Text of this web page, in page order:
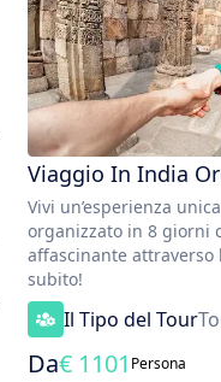
Viaggio In India
Vivi un’esperienza
organizzato in 8 giorni
affascinante
subito!
Il Tipo del Tour
Da€ 1101 Persona